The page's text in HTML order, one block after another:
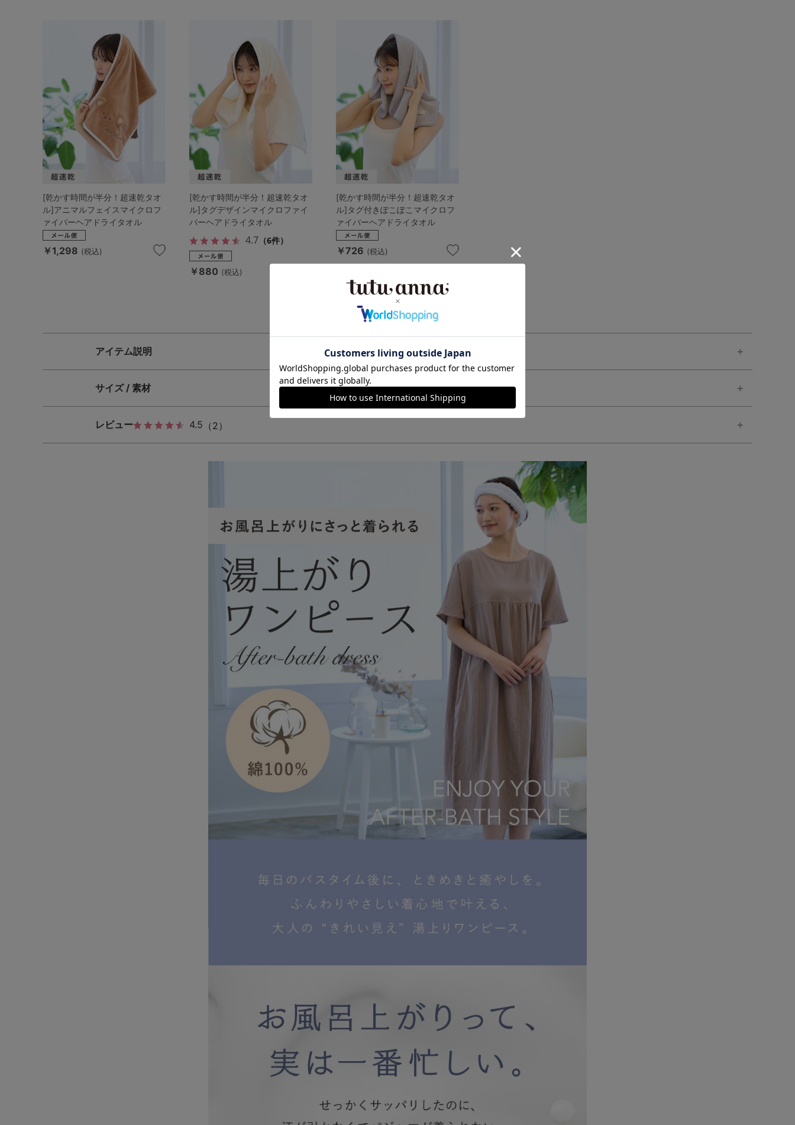
[乾かす時間が半分！超速乾タオ
ル]アニマルフェイスマイクロフ
ァイバーヘアドライタオル
￥1,298 (税込)
[乾かす時間が半分！超速乾タオ
ル]タグデザインマイクロファイ
バーヘアドライタオル
4.7（6件）
￥880 (税込)
[乾かす時間が半分！超速乾タオ
ル]タグ付きぽこぽこマイクロフ
ァイバーヘアドライタオル
￥726 (税込)
アイテム説明
サイズ / 素材
レビュー 4.5 （2）